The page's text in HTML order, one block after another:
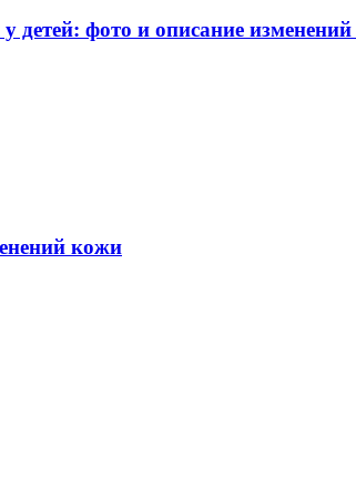
детей: фото и описание
кожи